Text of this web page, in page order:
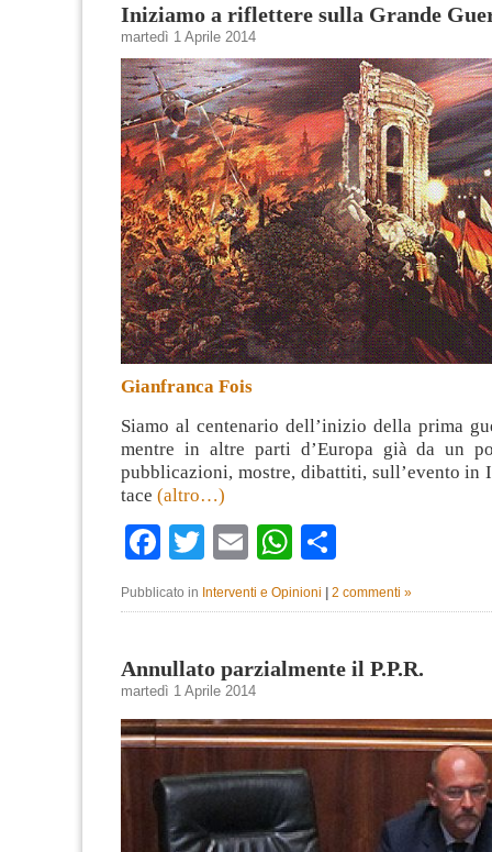
Iniziamo a riflettere sulla Grande
martedì 1 Aprile 2014
Gianfranca Fois
Siamo al centenario dell’inizio della prima
mentre in altre parti d’Europa già da un
pubblicazioni, mostre, dibattiti, sull’evento in
tace (altro…)
Facebook
TwitterEmailWhatsApp
Pubblicato in Interventi e Opinioni 2 commenti »
Annullato parzialmente il P.P.R.
martedì 1 Aprile 2014